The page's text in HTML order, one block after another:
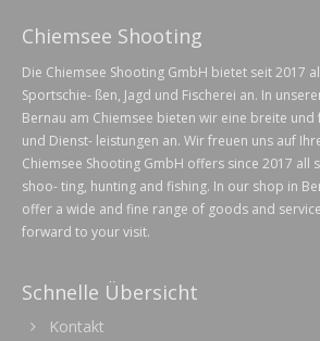
Chiemsee Shooting
Die Chiemsee Shooting GmbH bietet seit 2017
Sportschie- ßen, Jagd und Fischerei an. In
Bernau am Chiemsee bieten wir eine breite und
und Dienst- leistungen an.Wir freuen uns auf
Chiemsee Shooting GmbH offers since 2017 all
shoo- ting, hunting and fishing. In our shop in
offer a wide and fine range of goods and
forward to your visit.
Schnelle Übersicht
Kontakt